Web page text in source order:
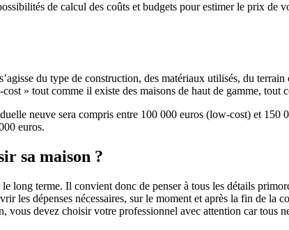
de calcul des coûts et budgets pour estimer le prix
du type de construction, des matériaux utilisés, du
» tout comme il existe des maisons de haut de gamme, tout
neuve sera compris entre 100 000 euros (low-cost) et
euros.
sa maison ?
long terme. Il convient donc de penser à tous les détails
les dépenses nécessaires, sur le moment et après la fin de
devez choisir votre professionnel avec attention car tous